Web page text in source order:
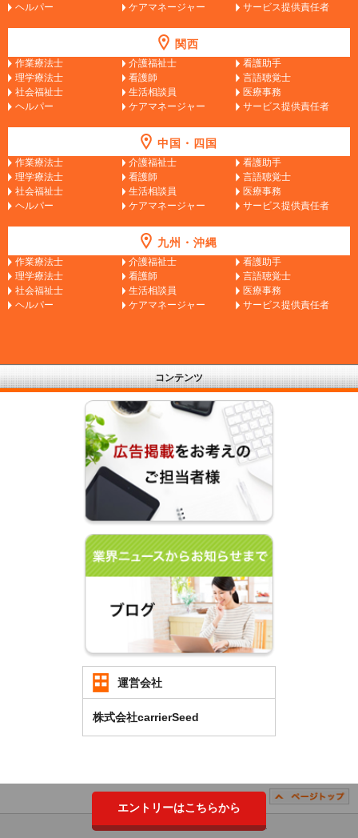
エントリーはこちらから
ヘルパー
ケアマネージャー サービス提供責任者
関西
作業療法士 介護福祉士
看護助手
理学療法士
看護師
言語聴覚士
社会福祉士
生活相談員
医療事務
ヘルパー
ケアマネージャー サービス提供責任者
中国・四国
作業療法士 介護福祉士
看護助手
理学療法士
看護師
言語聴覚士
社会福祉士
生活相談員
医療事務
ヘルパー
ケアマネージャー サービス提供責任者
九州・沖縄
作業療法士 介護福祉士
看護助手
理学療法士
看護師
言語聴覚士
社会福祉士
生活相談員
医療事務
ヘルパー
ケアマネージャー サービス提供責任者
コンテンツ
運営会社
株式会社carrierSeed
Copyright （C）2018 carrierSeed Co.,LTD. All Rights Reserved.